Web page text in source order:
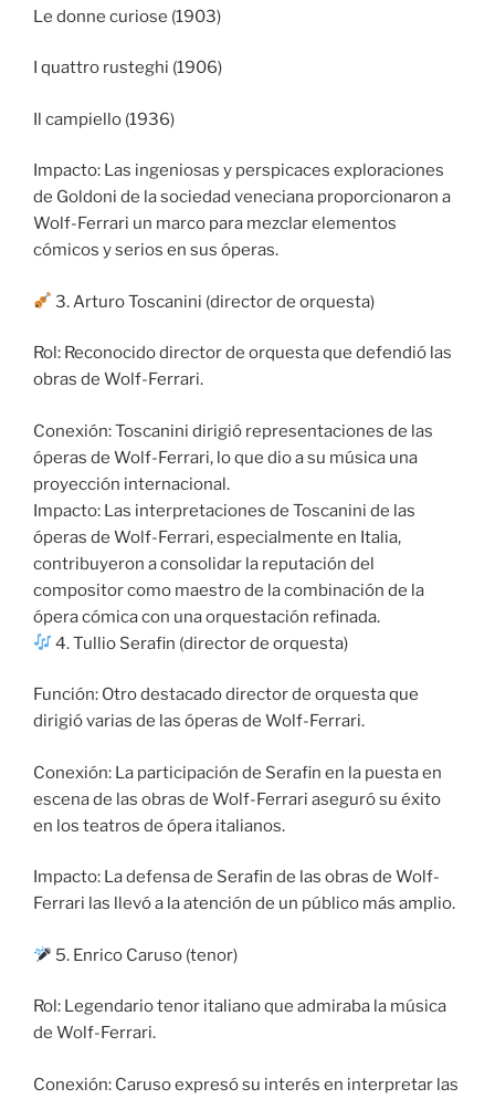
Le donne curiose (1903)
I quattro rusteghi (1906)
Il campiello (1936)
Impacto: Las ingeniosas y perspicaces exploraciones
de Goldoni de la sociedad veneciana proporcionaron a
Wolf-Ferrari un marco para mezclar elementos
cómicos y serios en sus óperas.
3. Arturo Toscanini (director de orquesta)
Rol: Reconocido director de orquesta que defendió las
obras de Wolf-Ferrari.
Conexión: Toscanini dirigió representaciones de las
óperas de Wolf-Ferrari, lo que dio a su música una
proyección internacional.
Impacto: Las interpretaciones de Toscanini de las
óperas de Wolf-Ferrari, especialmente en Italia,
contribuyeron a consolidar la reputación del
compositor como maestro de la combinación de la
ópera cómica con una orquestación refinada.
4. Tullio Serafin (director de orquesta)
Función: Otro destacado director de orquesta que
dirigió varias de las óperas de Wolf-Ferrari.
Conexión: La participación de Serafin en la puesta en
escena de las obras de Wolf-Ferrari aseguró su éxito
en los teatros de ópera italianos.
Impacto: La defensa de Serafin de las obras de Wolf-
Ferrari las llevó a la atención de un público más amplio.
5. Enrico Caruso (tenor)
Rol: Legendario tenor italiano que admiraba la música
de Wolf-Ferrari.
Conexión: Caruso expresó su interés en interpretar las